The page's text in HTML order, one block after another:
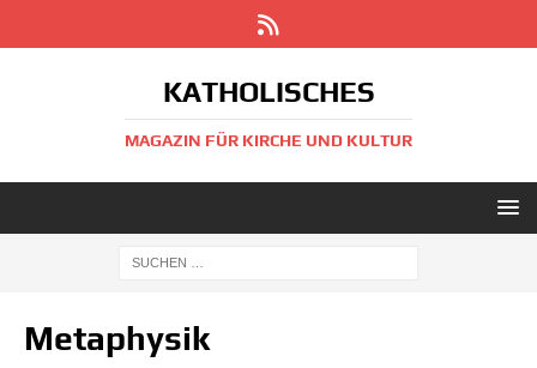
KATHOLISCHES
MAGAZIN FÜR KIRCHE UND KULTUR
Metaphysik